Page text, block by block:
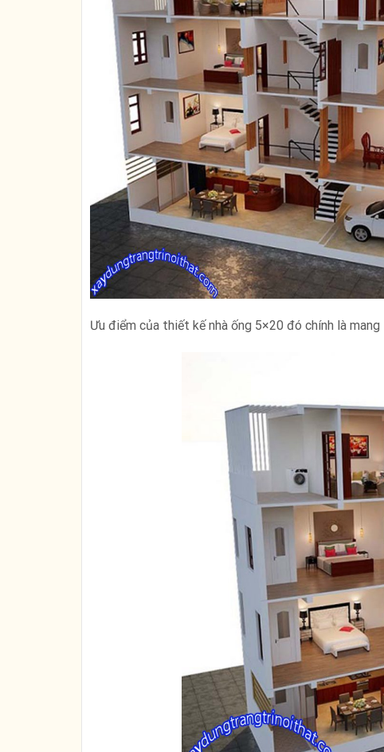
Ưu điểm của thiết kế nhà ống 5×20 đó chính là